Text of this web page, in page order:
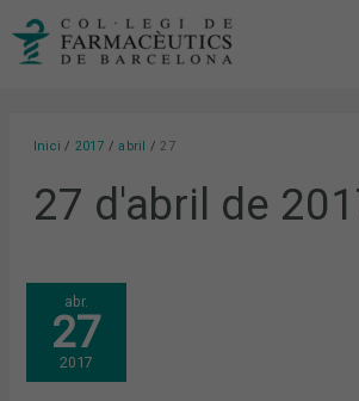
Inici 2017 abril 27
27 d'abril de
abr.
27
2017
LA
FIGURA
DEL
FARMACÈUTIC,
NECESSÀRIA
EN
LA